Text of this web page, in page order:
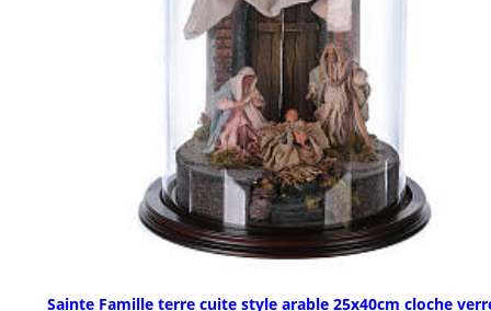
Sainte Famille terre cuite style arable 25x40cm cloche